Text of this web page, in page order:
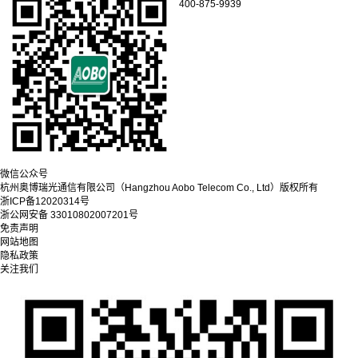
微信公众号
400-875-9939
杭州奥博瑞光通信有限公司（Hangzhou Aobo Telecom Co., Ltd） 版权所有
浙ICP备12020314号
浙公网安备 33010802007201号
免责声明
网站地图
隐私政策
关注我们